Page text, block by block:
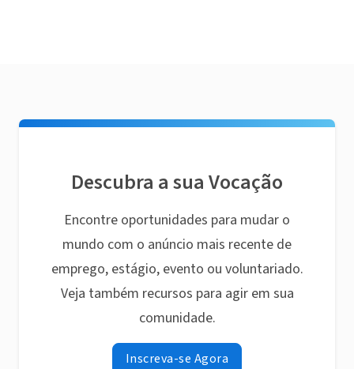
Descubra a sua Vocação
Encontre oportunidades para mudar o
mundo com o anúncio mais recente de
emprego, estágio, evento ou voluntariado.
Veja também recursos para agir em sua
comunidade.
Inscreva-se Agora